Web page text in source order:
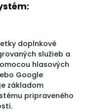
doplnkové
služieb a
hlasových
Google
základom
pripraveného